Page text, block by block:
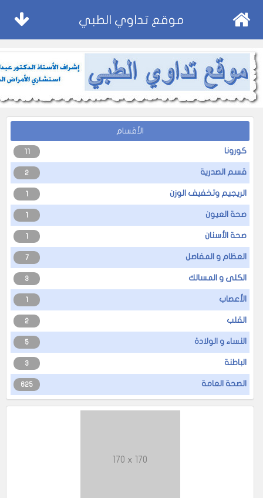
موقع تداوي الطبي
الأقسام
كورونا 11
قسم الصدرية 2
الريجيم وتخفيف الوزن 1
صحة العيون 1
صحة الأسنان 1
العظام و المفاصل 7
الكلى و المسالك 3
الأعصاب 1
القلب 2
النساء و الولادة 5
الباطنة 3
الصحة العامة 625
170 x 170